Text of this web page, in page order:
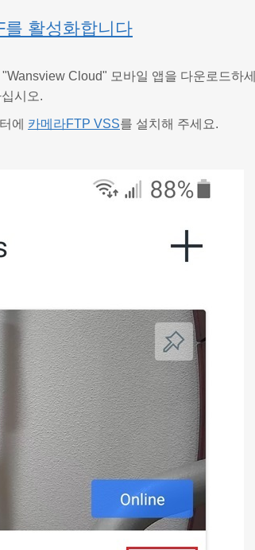
활성화합니다
Cloud" 모바일 앱을 다운로드하
시오.
에 카메라FTP VSS를 설치해 주세요.